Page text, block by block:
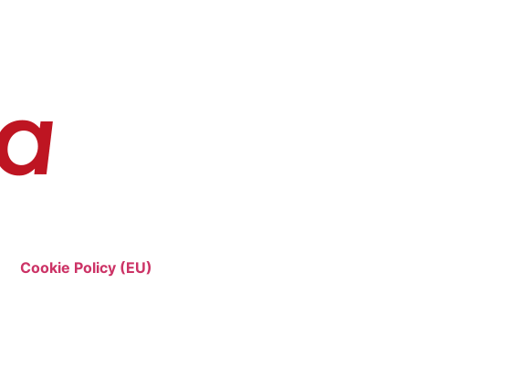
Cookie Policy (EU)